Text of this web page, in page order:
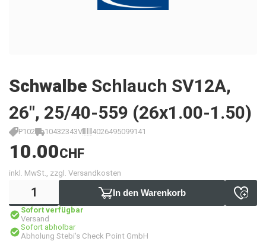
Schwalbe Schlauch SV12A,
26", 25/40-559 (26x1.00-1.50)
P102 10432343V 4026495099141
10.00CHF
inkl. MwSt., zzgl. Versandkosten
In den Warenkorb
Sofort verfügbar
Versand
Sofort abholbar
Abholung Stebi's Check Point GmbH